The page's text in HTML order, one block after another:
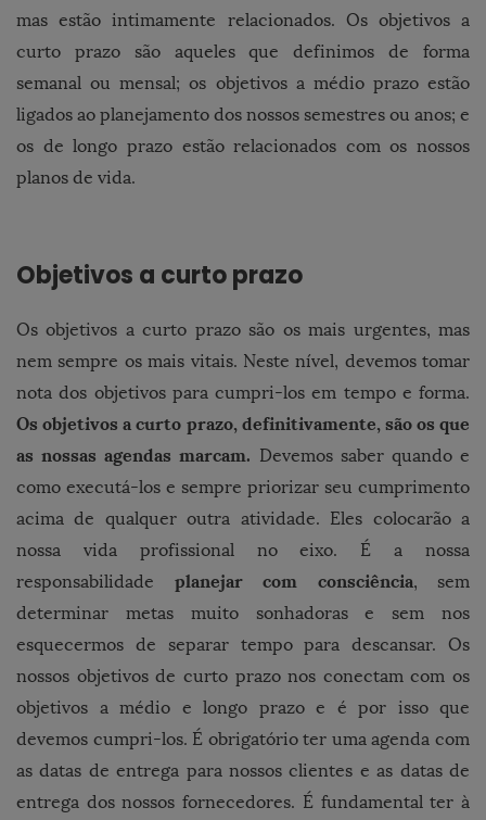
mas estão intimamente relacionados. Os objetivos a
curto prazo são aqueles que definimos de forma
semanal ou mensal; os objetivos a médio prazo estão
ligados ao planejamento dos nossos semestres ou anos; e
os de longo prazo estão relacionados com os nossos
planos de vida.
Objetivos a curto prazo
Os objetivos a curto prazo são os mais urgentes, mas
nem sempre os mais vitais. Neste nível, devemos tomar
nota dos objetivos para cumpri-los em tempo e forma.
Os objetivos a curto prazo, definitivamente, são os que
as nossas agendas marcam. Devemos saber quando e
como executá-los e sempre priorizar seu cumprimento
acima de qualquer outra atividade. Eles colocarão a
nossa vida profissional no eixo. É a nossa
responsabilidade planejar com consciência, sem
determinar metas muito sonhadoras e sem nos
esquecermos de separar tempo para descansar. Os
nossos objetivos de curto prazo nos conectam com os
objetivos a médio e longo prazo e é por isso que
devemos cumpri-los. É obrigatório ter uma agenda com
as datas de entrega para nossos clientes e as datas de
entrega dos nossos fornecedores. É fundamental ter à